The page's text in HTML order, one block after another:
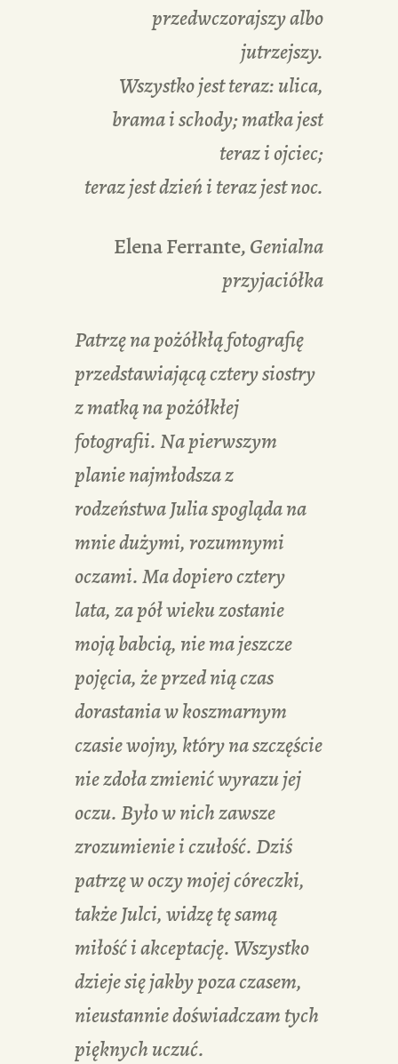
przedwczorajszy albo
jutrzejszy.
Wszystko jest teraz: ulica,
brama i schody; matka jest
teraz i ojciec;
teraz jest dzień i teraz jest noc.
Elena Ferrante,Genialna
przyjaciółka
Patrzę na pożółkłą fotografię
przedstawiającą cztery siostry
z matką na pożółkłej
fotografii. Na pierwszym
planie najmłodsza z
rodzeństwa Julia spogląda na
mnie dużymi, rozumnymi
oczami. Ma dopiero cztery
lata, za pół wieku zostanie
moją babcią, nie ma jeszcze
pojęcia, że przed nią czas
dorastania w koszmarnym
czasie wojny, który na szczęście
nie zdoła zmienić wyrazu jej
oczu. Było w nich zawsze
zrozumienie i czułość. Dziś
patrzę w oczy mojej córeczki,
także Julci, widzę tę samą
miłość i akceptację. Wszystko
dzieje się jakby poza czasem,
nieustannie doświadczam tych
pięknych uczuć.